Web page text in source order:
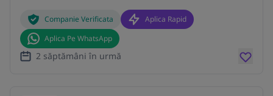
Companie Verificata
Aplica Rapid
Aplica Pe WhatsApp
2 săptămâni în urmă